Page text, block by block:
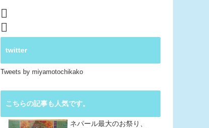
twitter
Tweets by miyamotochikako
こちらの記事も人気です。
ネパール最大のお祭り、